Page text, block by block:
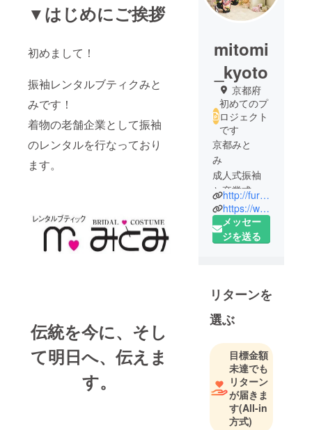
▼はじめにご挨拶
初めまして！
振袖レンタルブティクみと
みです！
着物の老舗企業として振袖
のレンタルを行なっており
ます。
伝統を今に、そし
て明日へ、伝えま
す。
mitomi
_kyoto
京都府
初めてのプ
ロジェクト
です
京都みと
み
成人式振袖
と卒業式袴
レンタル専
門店！
卒業式袴や
ご提供いた
します！
http://furisode-hakama.com/
https://www.instagram.com/mitomi_kyoto/
メッセー
ジを送る
リターンを
選ぶ
目標金額
未達でも
リターン
が届きま
す(All-in
方式)